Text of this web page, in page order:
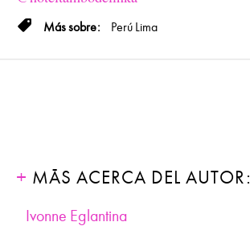
Perú Lima
MÁS ACERCA DEL AUTOR:
Ivonne Eglantina